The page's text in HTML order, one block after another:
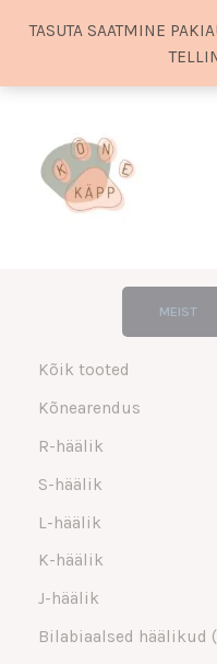
TASUTA SAATMINE
content
MEIST
Kõik tooted
Kõnearendus
R-häälik
S-häälik
L-häälik
K-häälik
J-häälik
Bilabiaalsed häälikud